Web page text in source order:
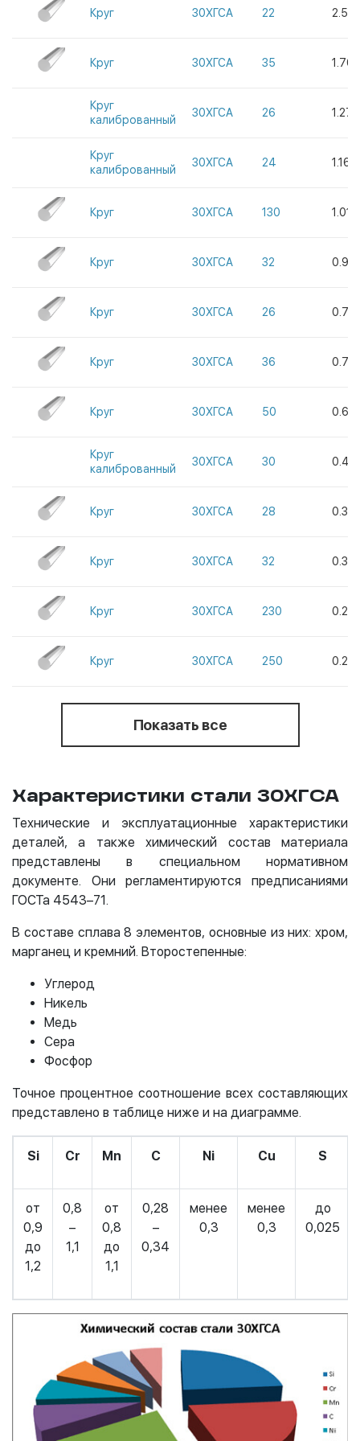
Круг 30ХГСА 22 2.58
Круг 30ХГСА 35
Круг
калиброванный
30ХГСА 26 1.271
Круг
калиброванный
30ХГСА 24 1.16
Круг 30ХГСА 130 1.016
Круг 30ХГСА 32
Круг 30ХГСА 26
Круг 30ХГСА 36
Круг 30ХГСА 50
Круг
калиброванный
30ХГСА 30
Круг 30ХГСА 28 0.312
Круг 30ХГСА 32 0.3
Круг 30ХГСА 230
Круг 30ХГСА 250
Показать все
Характеристики стали 30ХГСА
Технические и эксплуатационные характеристики
деталей, а также химический состав материала
представлены в специальном нормативном
документе. Они регламентируются предписаниями
ГОСТа 4543–71.
В составе сплава 8 элементов, основные из них: хром,
марганец и кремний. Второстепенные:
Углерод
Никель
Медь
Сера
Фосфор
Точное процентное соотношение всех составляющих
представлено в таблице ниже и на диаграмме.
Si Cr Mn С Ni Cu S
от
0,9
до
1,2
0,8
–
1,1
от
0,8
до
1,1
0,28
–
0,34
менее
0,3
менее
0,3
до
0,025